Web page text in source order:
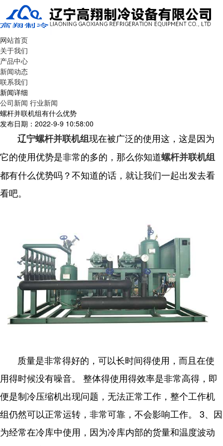
网站首页
关于我们
产品中心
新闻动态
联系我们
新闻详细
公司新闻 行业新闻
螺杆并联机组有什么优势
发布日期：2022-9-9 10:58:00
辽宁螺杆并联机组现在被广泛的使用这，这是因为
它的使用优势是非常的多的，那么你知道螺杆并联机组
都有什么优势吗？不知道的话，就让我们一起出发去看
看吧。
质量是非常得好的，可以长时间得使用，而且在使
用得时候没有噪音。 整体得使用得效率是非常高得，即
便是制冷压缩机出现问题，无法正常工作，整个工作机
组仍然可以正常运转，非常可靠，不会影响工作。 3、因
为经常在冷库中使用，因为冷库内部的货量和温度波动